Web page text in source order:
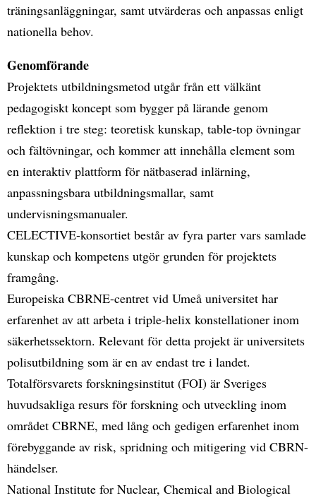
träningsanläggningar, samt utvärderas och anpassas enligt
nationella behov.
Genomförande
Projektets utbildningsmetod utgår från ett välkänt
pedagogiskt koncept som bygger på lärande genom
reflektion i tre steg: teoretisk kunskap, table-top övningar
och fältövningar, och kommer att innehålla element som
en interaktiv plattform för nätbaserad inlärning,
anpassningsbara utbildningsmallar, samt
undervisningsmanualer.
CELECTIVE-konsortiet består av fyra parter vars samlade
kunskap och kompetens utgör grunden för projektets
framgång.
Europeiska CBRNE-centret vid Umeå universitet har
erfarenhet av att arbeta i triple-helix konstellationer inom
säkerhetssektorn. Relevant för detta projekt är universitets
polisutbildning som är en av endast tre i landet.
Totalförsvarets forskningsinstitut (FOI) är Sveriges
huvudsakliga resurs för forskning och utveckling inom
området CBRNE, med lång och gedigen erfarenhet inom
förebyggande av risk, spridning och mitigering vid CBRN-
händelser.
National Institute for Nuclear, Chemical and Biological